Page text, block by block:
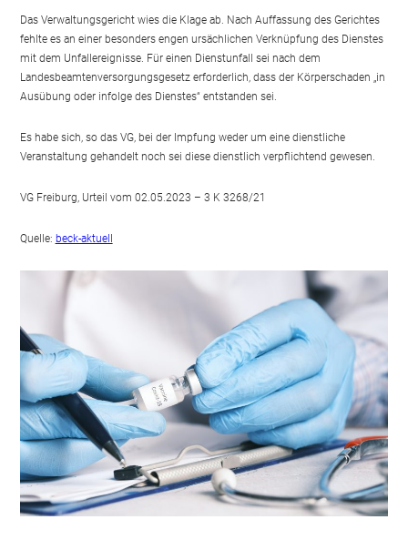
Das Verwaltungsgericht wies die Klage ab. Nach Auffassung des Gerichtes
fehlte es an einer besonders engen ursächlichen Verknüpfung des Dienstes
mit dem Unfallereignisse. Für einen Dienstunfall sei nach dem
Landesbeamtenversorgungsgesetz erforderlich, dass der Körperschaden „in
Ausübung oder infolge des Dienstes“ entstanden sei.
Es habe sich, so das VG, bei der Impfung weder um eine dienstliche
Veranstaltung gehandelt noch sei diese dienstlich verpflichtend gewesen.
VG Freiburg, Urteil vom 02.05.2023 – 3 K 3268/21
Quelle: beck-aktuell